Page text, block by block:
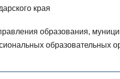
края
образования,
образовательных